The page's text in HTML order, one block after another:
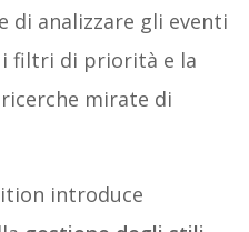
di analizzare gli eventi
filtri di priorità e la
mirate di
introduce